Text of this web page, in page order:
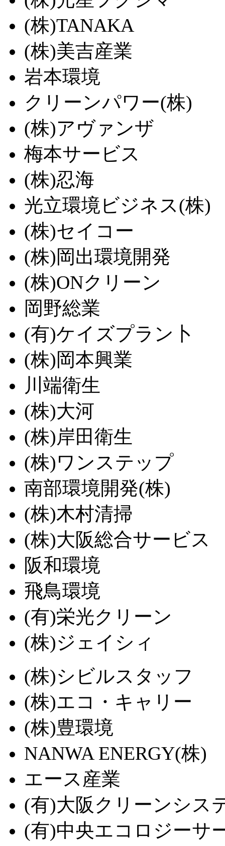
(株)TANAKA
(株)美吉産業
岩本環境
クリーンパワー(株)
(株)アヴァンザ
梅本サービス
(株)忍海
光立環境ビジネス(株)
(株)セイコー
(株)岡出環境開発
(株)ONクリーン
岡野総業
(有)ケイズプラン卜
(株)岡本興業
川端衛生
(株)大河
(株)岸田衛生
(株)ワンステップ
南部環境開発(株)
(株)木村清掃
(株)大阪総合サービス
阪和環境
飛鳥環境
(有)栄光クリーン
(株)ジェイシィ
(株)シビルスタッフ
(株)エコ・キャリー
(株)豊環境
NANWA ENERGY(株)
エース産業
(有)大阪クリーンシス
(有)中央エコロジーサ